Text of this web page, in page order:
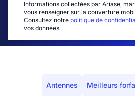
Informations collectées par Ariase,
vous renseigner sur la couverture
Consultez notre politique de
vos données.
Antennes Meilleurs